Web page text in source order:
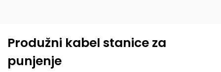
Produžni kabel stanice za
punjenje